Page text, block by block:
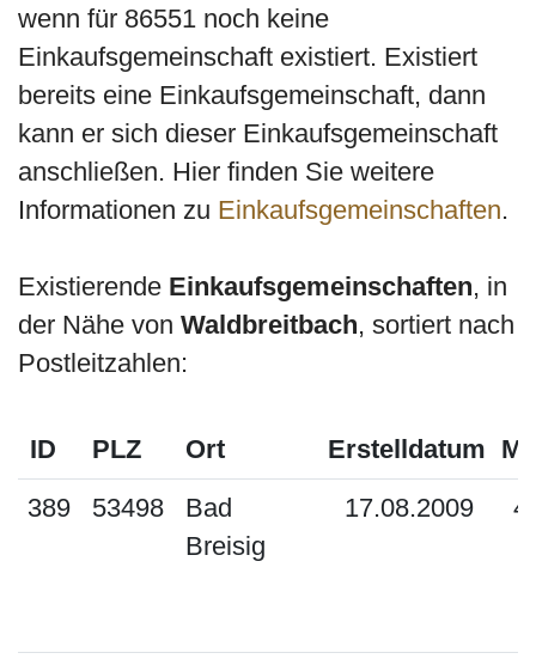
wenn für 86551 noch keine
Einkaufsgemeinschaft existiert. Existiert
bereits eine Einkaufsgemeinschaft, dann
kann er sich dieser Einkaufsgemeinschaft
anschließen. Hier finden Sie weitere
Informationen zu Einkaufsgemeinschaften.
Existierende Einkaufsgemeinschaften, in
der Nähe von Waldbreitbach, sortiert nach
Postleitzahlen:
ID PLZ Ort Erstelldatum
389
53498
Bad
Breisig
17.08.2009 4